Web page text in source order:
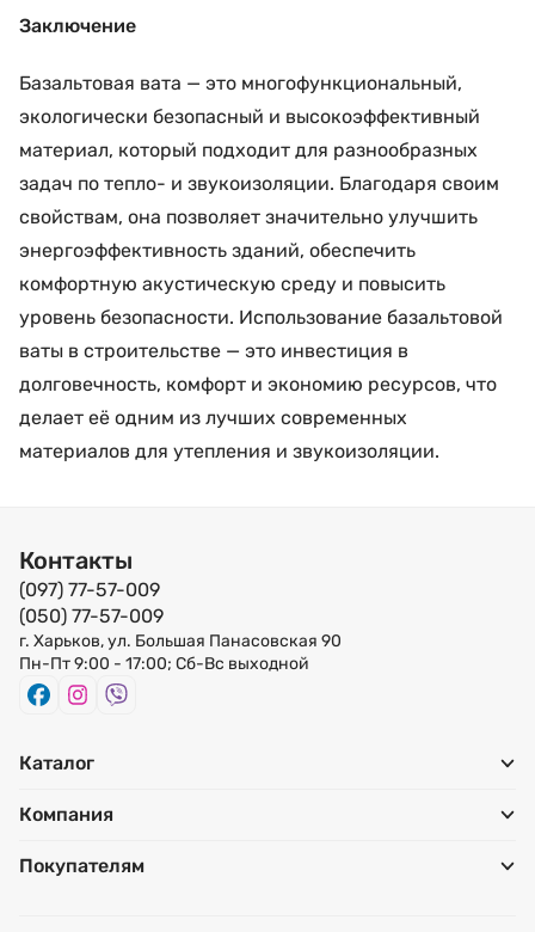
Заключение
Базальтовая вата — это многофункциональный,
экологически безопасный и высокоэффективный
материал, который подходит для разнообразных
задач по тепло- и звукоизоляции. Благодаря своим
свойствам, она позволяет значительно улучшить
энергоэффективность зданий, обеспечить
комфортную акустическую среду и повысить
уровень безопасности. Использование базальтовой
ваты в строительстве — это инвестиция в
долговечность, комфорт и экономию ресурсов, что
делает её одним из лучших современных
материалов для утепления и звукоизоляции.
Контакты
(097) 77-57-009
(050) 77-57-009
г. Харьков, ул. Большая Панасовская 90
Пн-Пт 9:00 - 17:00; Сб-Вс выходной
Каталог
Компания
Покупателям